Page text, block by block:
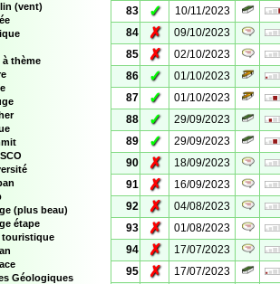
(vent)
à thème
(plus beau)
étape
touristique
Géologiques
83
✓ 10/11/2023
84
✗ 09/10/2023
85
✗ 02/10/2023
86
✓ 01/10/2023
87
✓ 01/10/2023
88
✓ 29/09/2023
89
✓ 29/09/2023
90
✗ 18/09/2023
91
✗ 16/09/2023
92
✗ 04/08/2023
93
✗ 01/08/2023
94
✗ 17/07/2023
95
✗ 17/07/2023